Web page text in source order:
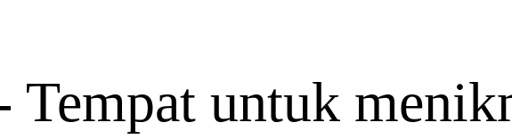
Tempat untuk